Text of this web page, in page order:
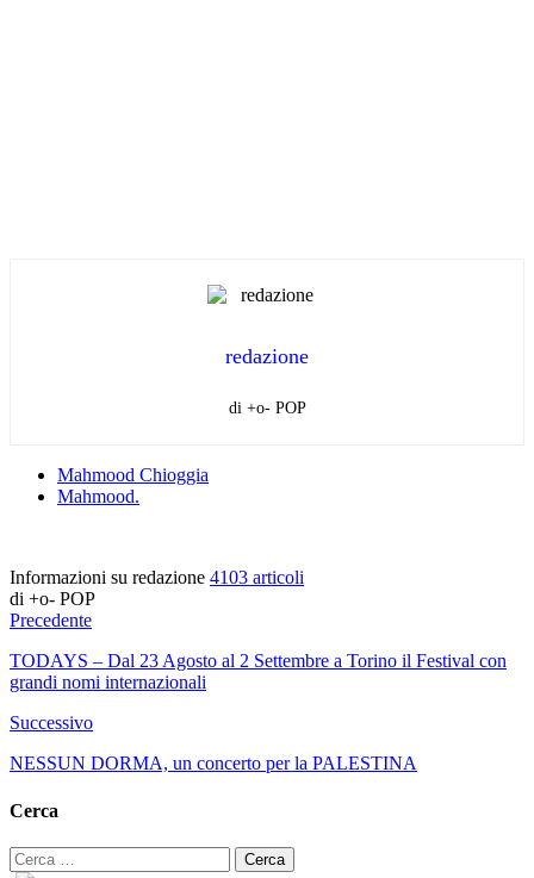
redazione
di +o- POP
Mahmood Chioggia
Mahmood.
Informazioni su redazione 4103 articoli
di +o- POP
Precedente
TODAYS – Dal 23 Agosto al 2 Settembre a Torino il Festival con
grandi nomi internazionali
Successivo
NESSUN DORMA, un concerto per la PALESTINA
Cerca
Ricerca